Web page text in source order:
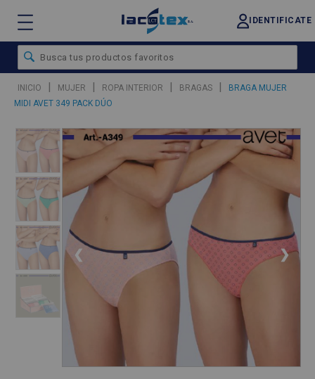
IDENTIFICATE
INICIO | MUJER | ROPA INTERIOR | BRAGAS |
BRAGA MUJER
MIDI AVET 349 PACK DÚO
❮ ❯